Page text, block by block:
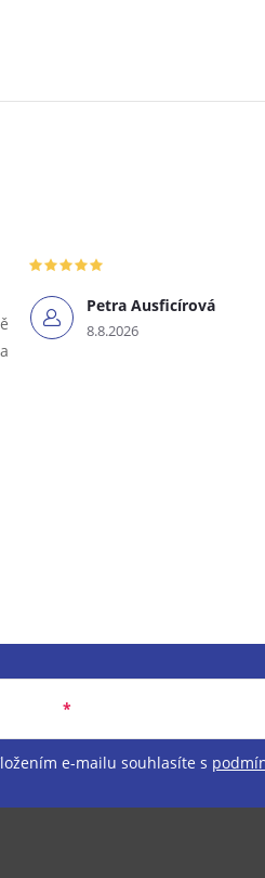
Petra Ausficírová
8.8.2026
e-mailu souhlasíte s